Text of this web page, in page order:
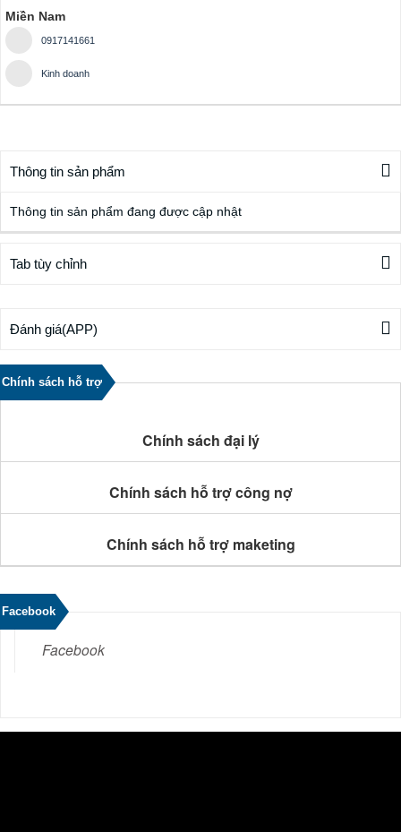
Miền Nam
0917141661
Kinh doanh
Thông tin sản phẩm
Thông tin sản phẩm đang được cập nhật
Tab tùy chỉnh
Đánh giá(APP)
Chính sách hỗ trợ
Chính sách đại lý
Chính sách hỗ trợ công nợ
Chính sách hỗ trợ maketing
Facebook
Facebook